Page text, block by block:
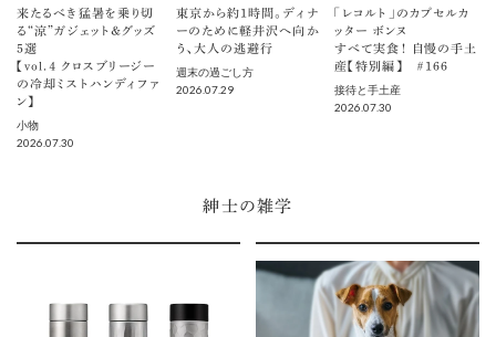
来たるべき猛暑を乗り切
る“涼”ガジェット＆グッズ
5選
【vol.４ クロスブリージー
の冷却ミストハンディファ
ン】
小物
2026.07.30
東京から約1時間。ディナ
ーのために軽井沢へ向か
う、大人の逃避行
週末の過ごし方
2026.07.29
「レコルト」のカプセルカ
ッター ボンヌ
すべて実食！ 自慢の手土
産【特別編】 ＃166
接待と手土産
2026.07.30
紳士の雑学